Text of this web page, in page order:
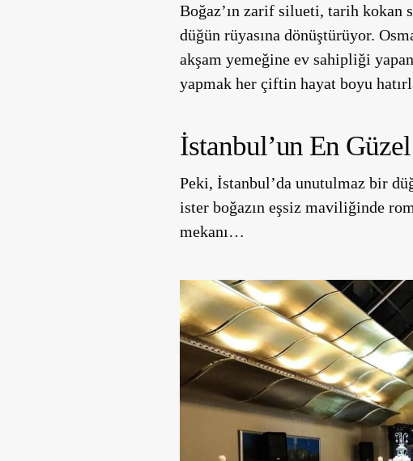
Boğaz’ın zarif silueti, tarih kokan
düğün rüyasına dönüştürüyor.
akşam yemeğine ev sahipliği
yapmak her çiftin hayat boyu
İstanbul’un En
Peki, İstanbul’da unutulmaz bir
ister boğazın eşsiz maviliğinde
mekanı…